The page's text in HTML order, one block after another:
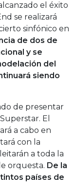
el éxito
se realizará
sinfónico en
de dos de
y se
del
siendo
de presentar
El
a cabo en
con la
a toda la
orquesta. De la
países de